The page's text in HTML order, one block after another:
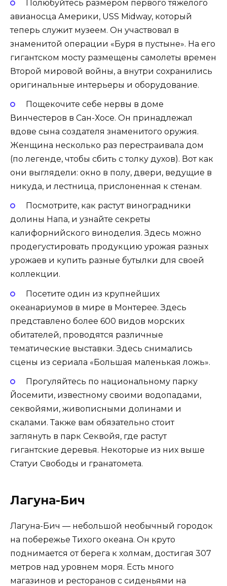
Полюбуйтесь размером первого тяжелого
авианосца Америки, USS Midway, который
теперь служит музеем. Он участвовал в
знаменитой операции «Буря в пустыне». На его
гигантском мосту размещены самолеты времен
Второй мировой войны, а внутри сохранились
оригинальные интерьеры и оборудование.
Пощекочите себе нервы в доме
Винчестеров в Сан-Хосе. Он принадлежал
вдове сына создателя знаменитого оружия.
Женщина несколько раз перестраивала дом
(по легенде, чтобы сбить с толку духов). Вот как
они выглядели: окно в полу, двери, ведущие в
никуда, и лестница, прислоненная к стенам.
Посмотрите, как растут виноградники
долины Напа, и узнайте секреты
калифорнийского виноделия. Здесь можно
продегустировать продукцию урожая разных
урожаев и купить разные бутылки для своей
коллекции.
Посетите один из крупнейших
океанариумов в мире в Монтерее. Здесь
представлено более 600 видов морских
обитателей, проводятся различные
тематические выставки. Здесь снимались
сцены из сериала «Большая маленькая ложь».
Прогуляйтесь по национальному парку
Йосемити, известному своими водопадами,
секвойями, живописными долинами и
скалами. Также вам обязательно стоит
заглянуть в парк Секвойя, где растут
гигантские деревья. Некоторые из них выше
Статуи Свободы и гранатомета.
Лагуна-Бич
Лагуна-Бич — небольшой необычный городок
на побережье Тихого океана. Он круто
поднимается от берега к холмам, достигая 307
метров над уровнем моря. Есть много
магазинов и ресторанов с сиденьями на